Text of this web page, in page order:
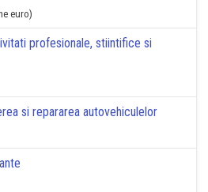
euro)
profesionale, stiintifice si
si repararea autovehiculelor